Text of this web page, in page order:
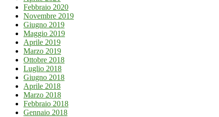
Febbraio 2020
Novembre 2019
Giugno 2019
Maggio 2019
Aprile 2019
Marzo 2019
Ottobre 2018
Luglio 2018
Giugno 2018
Aprile 2018
Marzo 2018
Febbraio 2018
Gennaio 2018